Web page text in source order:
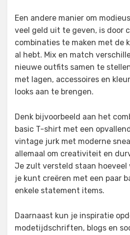
Een andere manier om
veel geld uit te geven, is door
combinaties te maken met de
al hebt. Mix en match
nieuwe outfits samen te
met lagen, accessoires en
looks aan te brengen.
Denk bijvoorbeeld aan het
basic T-shirt met een
vintage jurk met moderne
allemaal om creativiteit en
Je zult versteld staan
je kunt creëren met een paar
enkele statement items.
Daarnaast kun je inspiratie
modetijdschriften, blogs en